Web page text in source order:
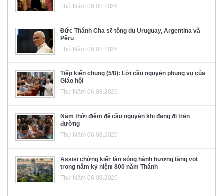
Thứ Năm 06.08.2026
Đức Thánh Cha sẽ tông du Uruguay, Argentina và
Pêru
Thứ Năm 06.08.2026
Tiếp kiến chung (5/8): Lời cầu nguyện phụng vụ của
Giáo hội
Thứ Năm 06.08.2026
Năm thời điểm để cầu nguyện khi đang đi trên
đường
Thứ Năm 06.08.2026
Assisi chứng kiến làn sóng hành hương tăng vọt
trong năm kỷ niệm 800 năm Thánh
Thứ Năm 06.08.2026